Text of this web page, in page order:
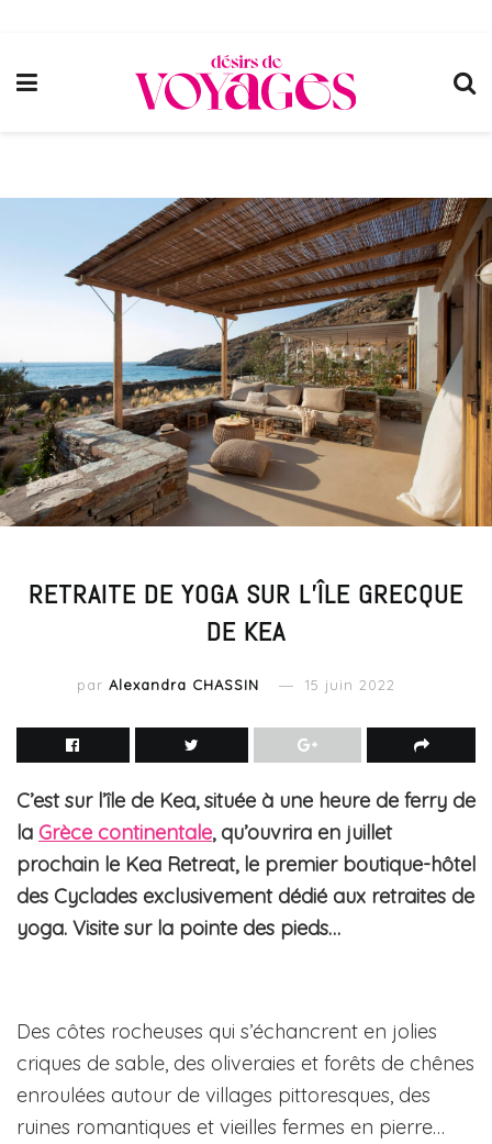
RETRAITE DE YOGA SUR L’ÎLE GRECQUE
DE KEA
par Alexandra CHASSIN 15 juin 2022
C’est sur l’île de Kea, située à une heure de ferry de
la Grèce continentale, qu’ouvrira en juillet
prochain le Kea Retreat, le premier boutique-hôtel
des Cyclades exclusivement dédié aux retraites de
yoga. Visite sur la pointe des pieds…
Des côtes rocheuses qui s’échancrent en jolies
criques de sable, des oliveraies et forêts de chênes
enroulées autour de villages pittoresques, des
ruines romantiques et vieilles fermes en pierre…